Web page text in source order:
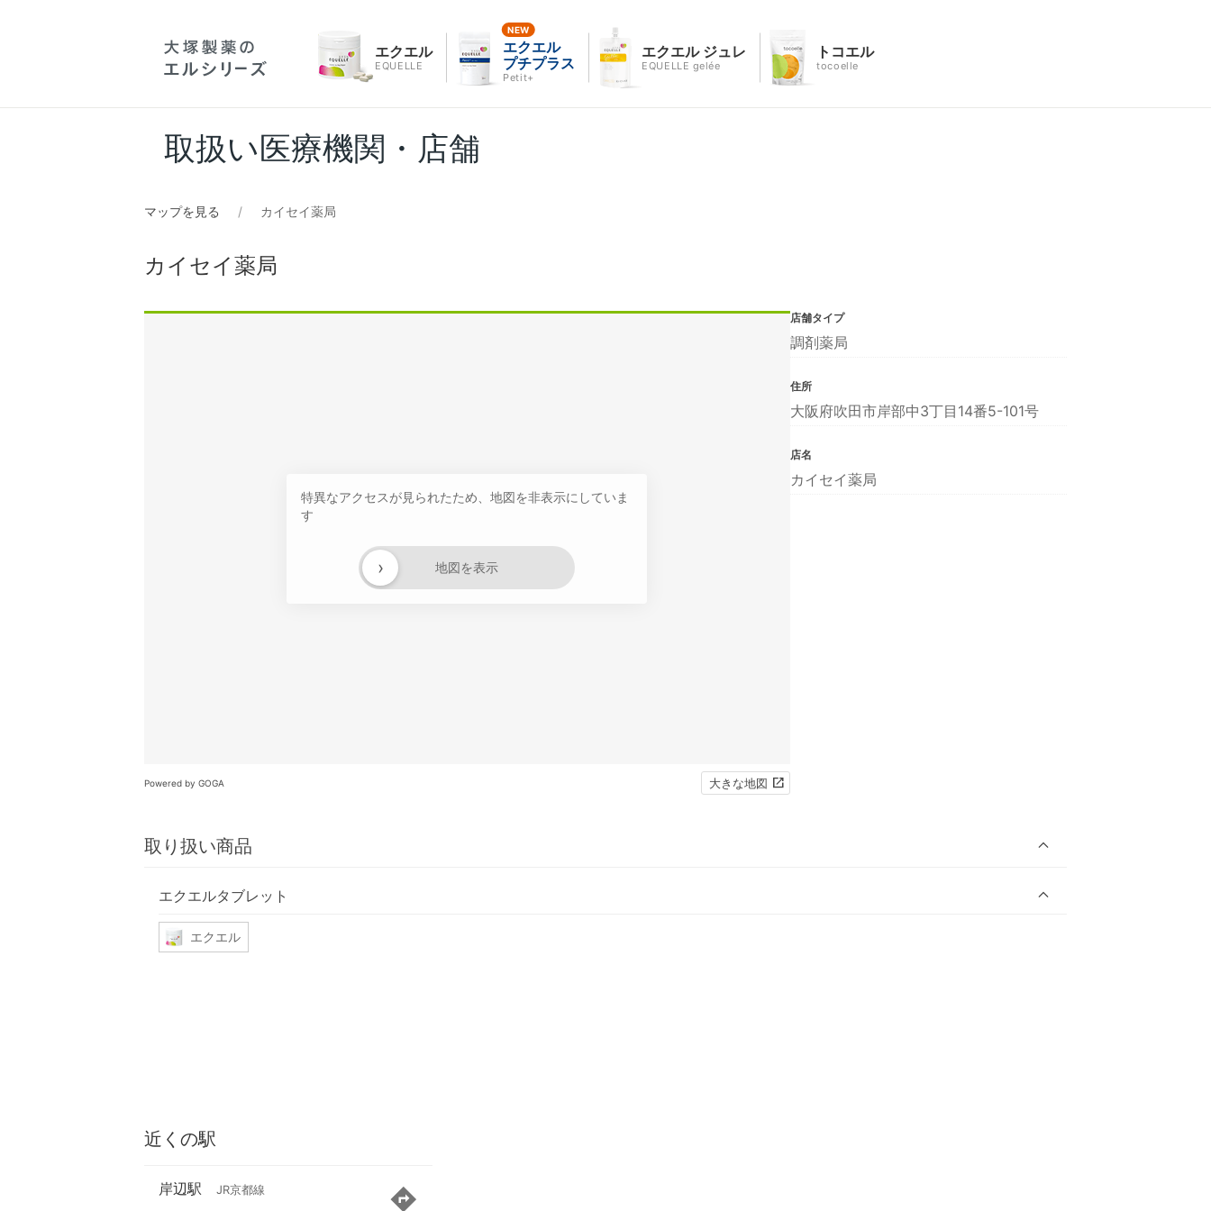
エクエル
EQUELLE
エクエル
プチプラス
Petit+
エクエル ジュレ
EQUELLE gelée
トコエル
tocoelle
取扱い医療機関・店舗
マップを見る カイセイ薬局
カイセイ薬局
特異なアクセスが見られたため、地図を非表示にしていま
す
地図を表示
›
Powered by GOGA 大きな地図
取り扱い商品
エクエルタブレット
エクエル
店舗タイプ
調剤薬局
住所
大阪府吹田市岸部中3丁目14番5-101号
店名
カイセイ薬局
近くの駅
岸辺駅 JR京都線